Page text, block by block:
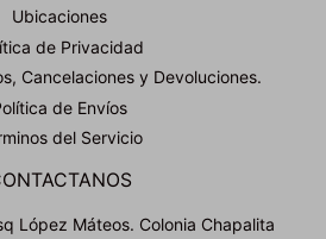
Ubicaciones
de Privacidad
Cancelaciones y Devoluciones.
de Envíos
del Servicio
López Máteos. Colonia Chapalita